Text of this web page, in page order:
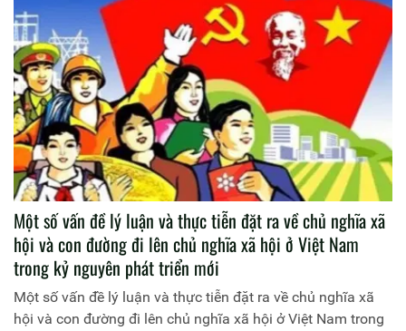
Một số vấn đề lý luận và thực tiễn đặt ra về chủ nghĩa xã
hội và con đường đi lên chủ nghĩa xã hội ở Việt Nam
trong kỷ nguyên phát triển mới
Một số vấn đề lý luận và thực tiễn đặt ra về chủ nghĩa xã
hội và con đường đi lên chủ nghĩa xã hội ở Việt Nam trong